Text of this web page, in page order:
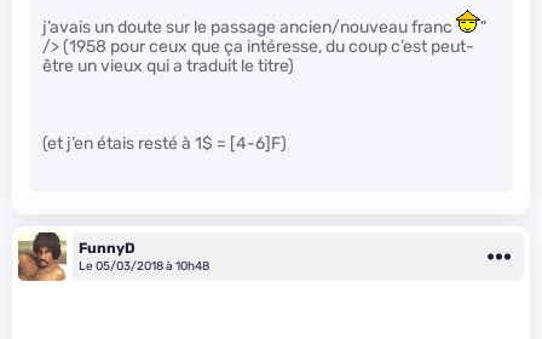
j’avais un doute sur le passage ancien/nouveau franc
"
/> (1958 pour ceux que ça intéresse, du coup c’est peut-
être un vieux qui a traduit le titre)
(et j’en étais resté à 1$ = [4-6]F)
FunnyD
Le 05/03/2018 à 10h48